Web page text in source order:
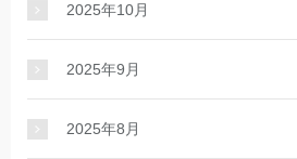
2025年10月
2025年9月
2025年8月